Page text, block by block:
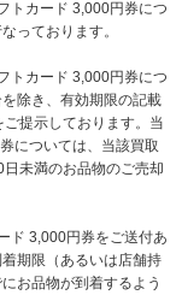
トカード 3,000円券につ
っております。
トカード 3,000円券につ
除き、有効期限の記載
提示しております。当
については、当該買取
未満のお品物のご売却
ド 3,000円券をご送付あ
期限（あるいは店舗持
お品物が到着するよう